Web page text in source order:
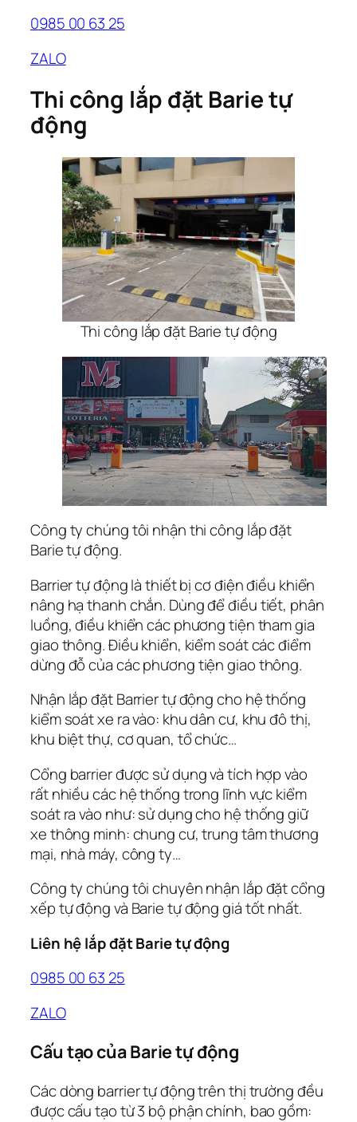
0985 00 63 25
ZALO
Thi công lắp đặt Barie tự
động
Thi công lắp đặt Barie tự động
Công ty chúng tôi nhận thi công lắp đặt
Barie tự động.
Barrier tự động là thiết bị cơ điện điều khiển
nâng hạ thanh chắn. Dùng để điều tiết, phân
luồng, điều khiển các phương tiện tham gia
giao thông. Điều khiển, kiểm soát các điểm
dừng đỗ của các phương tiện giao thông.
Nhận lắp đặt Barrier tự động cho hệ thống
kiểm soát xe ra vào: khu dân cư, khu đô thị,
khu biệt thự, cơ quan, tổ chức…
Cổng barrier được sử dụng và tích hợp vào
rất nhiều các hệ thống trong lĩnh vực kiểm
soát ra vào như: sử dụng cho hệ thống giữ
xe thông minh: chung cư, trung tâm thương
mại, nhà máy, công ty…
Công ty chúng tôi chuyên nhận lắp đặt cổng
xếp tự động và Barie tự động giá tốt nhất.
Liên hệ lắp đặt Barie tự động
0985 00 63 25
ZALO
Cấu tạo của Barie tự động
Các dòng barrier tự động trên thị trường đều
được cấu tạo từ 3 bộ phận chính, bao gồm: